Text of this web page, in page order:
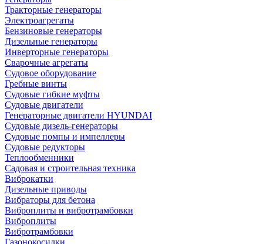
Тракторные генераторы
Электроагрегаты
Бензиновые генераторы
Дизельные генераторы
Инверторные генераторы
Сварочные агрегаты
Судовое оборудование
Гребные винты
Судовые гибкие муфты
Судовые двигатели
Генераторные двигатели HYUNDAI
Судовые дизель-генераторы
Судовые помпы и импеллеры
Судовые редукторы
Теплообменники
Садовая и строительная техника
Виброкатки
Дизельные приводы
Вибраторы для бетона
Виброплиты и вибротрамбовки
Виброплиты
Вибротрамбовки
Газонокосилки